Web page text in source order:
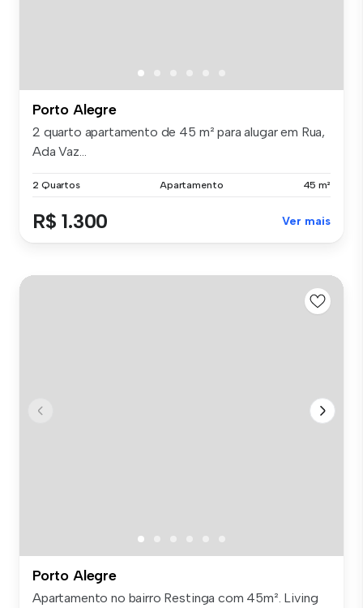
Porto Alegre
2 quarto apartamento de 45 m² para alugar em Rua,
Ada Vaz...
2 Quartos Apartamento 45 m²
R$ 1.300 Ver mais
Porto Alegre
Apartamento no bairro Restinga com 45m². Living